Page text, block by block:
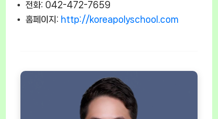
전화: 042-472-7659
홈페이지: http://koreapolyschool.com